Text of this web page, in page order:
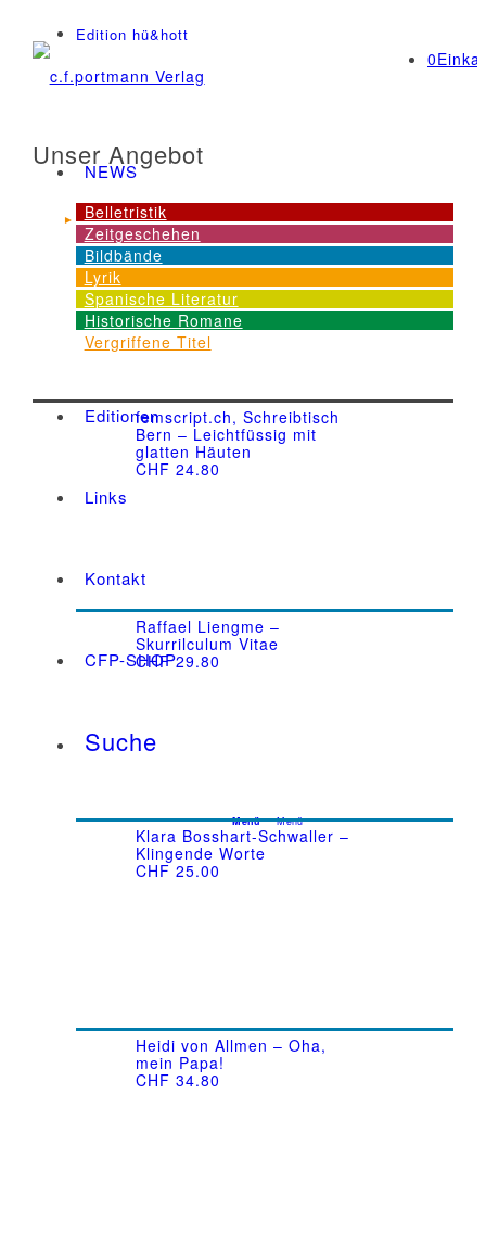
Edition hü&hott
0
NEWS
Dienstleistungen
Angebot
Editionen
Links
Kontakt
CFP-SHOP
Suche
Menü Menü
Unser Angebot
Belletristik
Zeitgeschehen
Bildbände
Lyrik
Spanische Literatur
Historische Romane
Vergriffene Titel
femscript.ch, Schreibtisch
Bern – Leichtfüssig mit
glatten Häuten
CHF 24.80
Raffael Liengme –
Skurrilculum Vitae
CHF29.80
Klara Bosshart-Schwaller –
Klingende Worte
CHF 25.00
Heidi von Allmen – Oha,
mein Papa!
CHF 34.80